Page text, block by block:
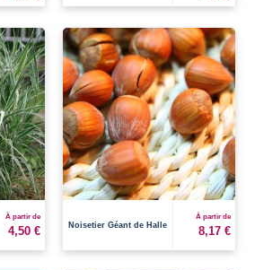
À partir de
4,50 € Noisetier Géant de Halle
À partir de
8,17 €